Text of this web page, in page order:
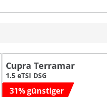
Cupra Terramar
1.5 eTSI DSG
31% günstiger